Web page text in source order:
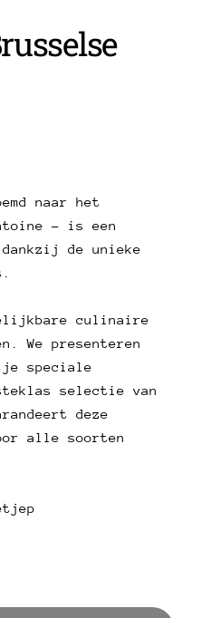
naar het
- is een
de unieke
culinaire
We presenteren
je speciale
selectie van
deze
alle soorten